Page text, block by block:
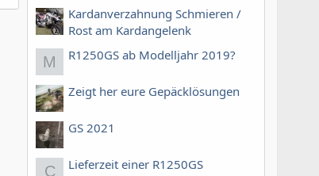
Kardanverzahnung Schmieren /
Rost am Kardangelenk
M R1250GS ab Modelljahr 2019?
Zeigt her eure Gepäcklösungen
GS 2021
C Lieferzeit einer R1250GS